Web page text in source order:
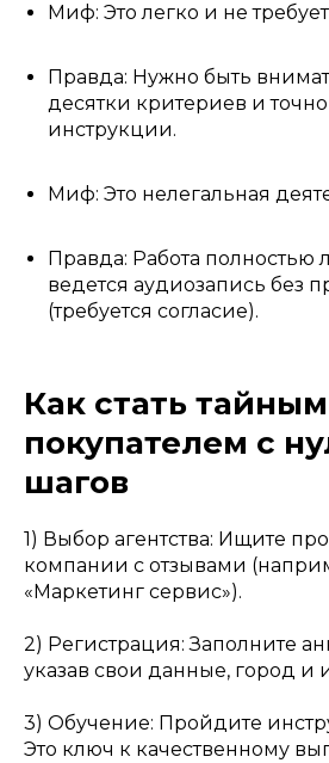
Миф: Это легко и не
Правда: Нужно быть
десятки критериев и
инструкции.
Миф: Это нелегальная
Правда: Работа полностью
ведется аудиозапись без
(требуется согласие).
Как стать тайным
покупателем с
шагов
1) Выбор агентства: Ищите
компании с отзывами
«Маркетинг сервис»).
2) Регистрация: Заполните
указав свои данные, город и
3) Обучение: Пройдите
Это ключ к качественному